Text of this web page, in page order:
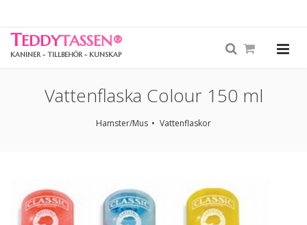
TEDDYTASSEN®
KANINER - TILLBEHÖR - KUNSKAP
Vattenflaska Colour 150 ml
Hamster/Mus Vattenflaskor